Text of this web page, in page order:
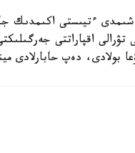
ءتيىستى اكىمدىك
تۋرالى اقپاراتتى
بولادى، دەپ حابارلادى